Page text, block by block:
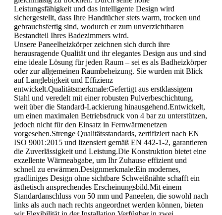
Leistungsfähigkeit und das intelligente Design wird
sichergestellt, dass Ihre Handtücher stets warm, trocken und
gebrauchsfertig sind, wodurch er zum unverzichtbaren
Bestandteil Ihres Badezimmers wird.
Unsere Paneelheizkörper zeichnen sich durch ihre
herausragende Qualität und ihr elegantes Design aus und sind
eine ideale Lösung für jeden Raum – sei es als Badheizkörper
oder zur allgemeinen Raumbeheizung. Sie wurden mit Blick
auf Langlebigkeit und Effizienz
entwickelt.Qualitätsmerkmale:Gefertigt aus erstklassigem
Stahl und veredelt mit einer robusten Pulverbeschichtung,
weit über die Standard-Lackierung hinausgehend.Entwickelt,
um einen maximalen Betriebsdruck von 4 bar zu unterstützen,
jedoch nicht für den Einsatz in Fernwärmenetzen
vorgesehen.Strenge Qualitätsstandards, zertifiziert nach EN
ISO 9001:2015 und lizensiert gemäß EN 442-1-2, garantieren
die Zuverlässigkeit und Leistung.Die Konstruktion bietet eine
exzellente Wärmeabgabe, um Ihr Zuhause effizient und
schnell zu erwärmen.Designmerkmale:Ein modernes,
gradliniges Design ohne sichtbare Schweißnähte schafft ein
ästhetisch ansprechendes Erscheinungsbild.Mit einem
Standardanschluss von 50 mm und Paneelen, die sowohl nach
links als auch nach rechts angeordnet werden können, bieten